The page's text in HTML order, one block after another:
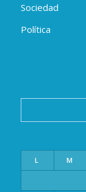
Sociedad
Política
L M